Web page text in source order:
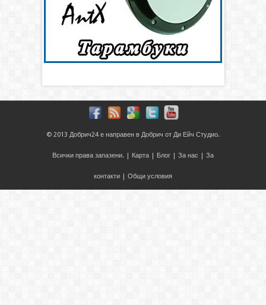
© 2013 Добрич24 е направен в Добрич от Ди Ейч Студио.
Всички права запазени. | Карта | Блог | За нас | За
контакти | Общи условия